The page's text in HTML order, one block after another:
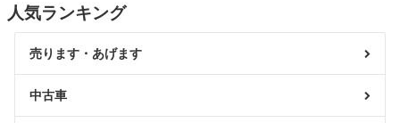
人気ランキング
売ります・あげます
中古車